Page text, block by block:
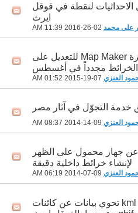
لنقطة في قوقل
ايرث
على محمد 11:39 AM
قوقل ستطلق ميزة Map Maker للتعديل على
الخرائط مجدداً في أغسطس
العنزي 01:52 AM
التجوّل في آثار مصر
العنزي 08:37 AM
جهاز محمول على الظهر
لإنشاء خرائط داخلية دقيقة
العنزي 06:19 AM
طريقة جلب ملفات kml تحوي بيانات عن كائنات